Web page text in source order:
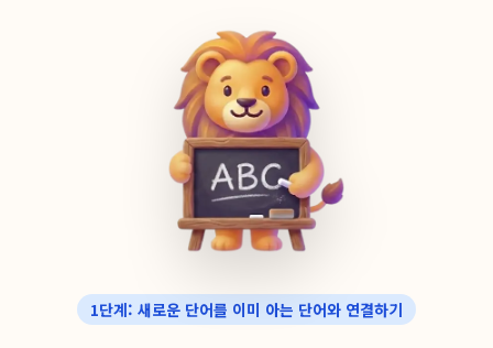
1단계: 새로운 단어를 이미 아는 단어와 연결하기